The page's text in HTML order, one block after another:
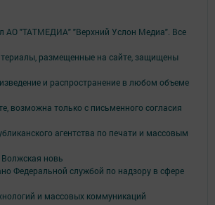
АО "ТАТМЕДИА" "Верхний Услон Медиа". Все
размещенные на сайте, защищены
и распространение в любом объеме
возможна только с письменного согласия
агентства по печати и массовым
новь
Федеральной службой по надзору в сфере
и массовых коммуникаций